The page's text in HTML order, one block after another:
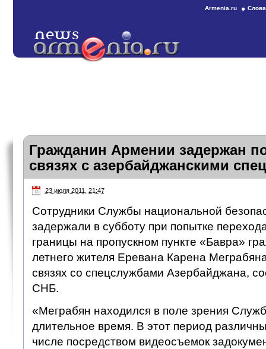
Armenia.ru
Гражданин Армении задержан
связях с азербайджанскими
23 июля 2011, 21:47
Сотрудники Службы национальной
задержали в субботу при попытке
границы на пропускном пункте «Бавра»
летнего жителя Еревана Карена
связях со спецслужбами Азербайджана,
СНБ.
«Меграбян находился в поле зрения
длительное время. В этот период
числе посредством видеосъемок